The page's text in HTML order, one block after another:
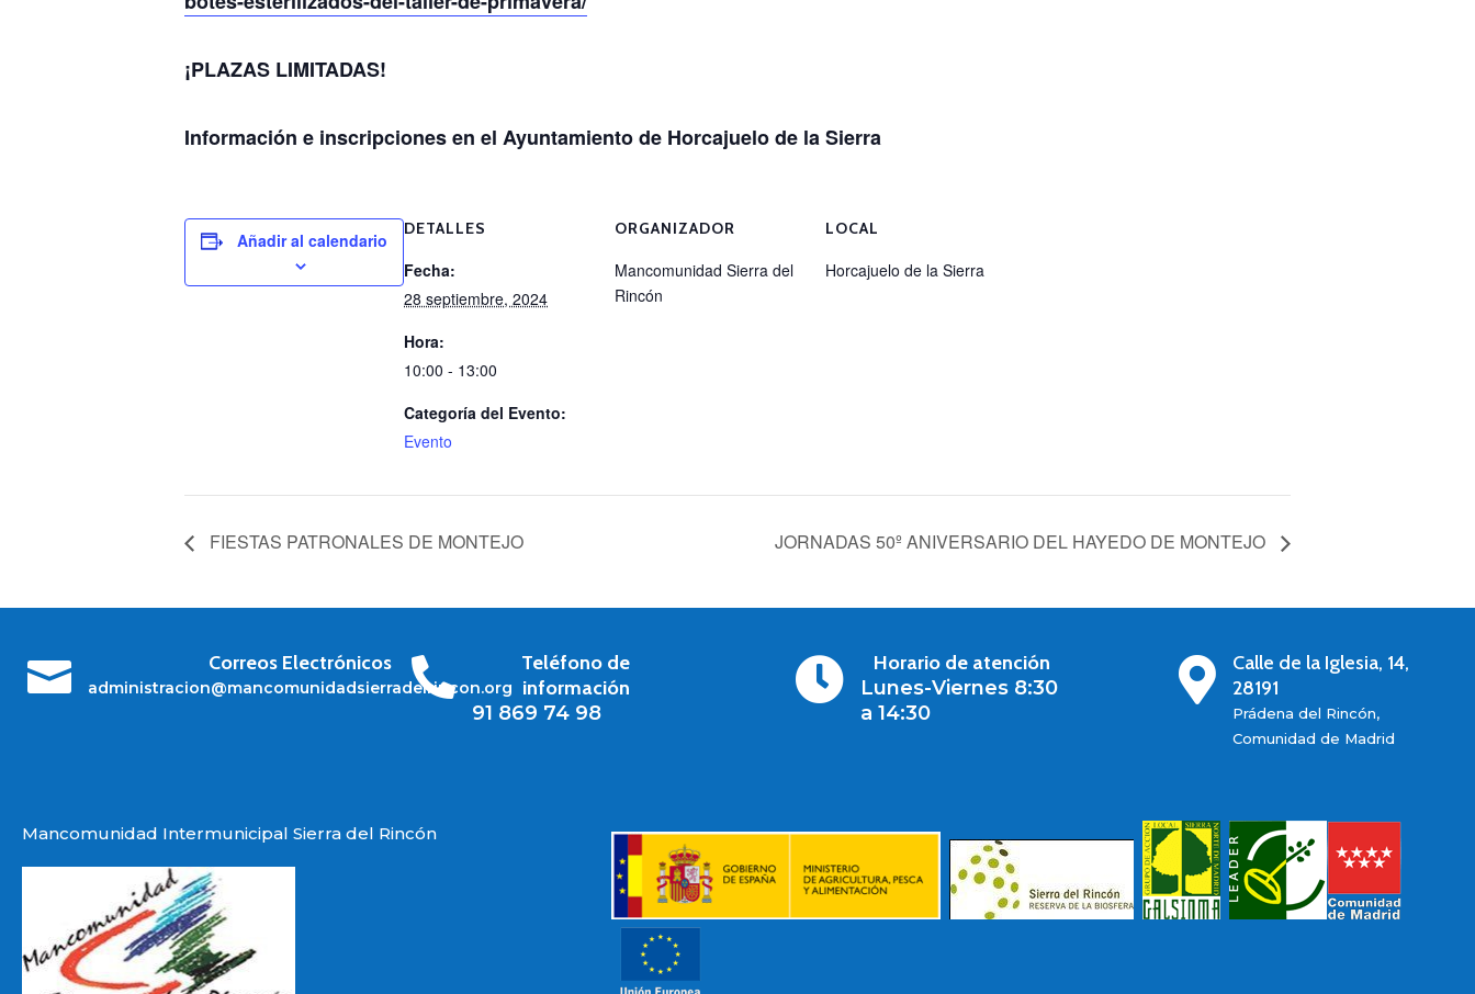
¡PLAZAS LIMITADAS!
Información e inscripciones en el Ayuntamiento de Horcajuelo de la Sierra
Añadir al calendario
DETALLES
Fecha:
28 septiembre, 2024
Hora:
10:00 - 13:00
Categoría del Evento:
Evento
ORGANIZADOR
Mancomunidad Sierra del
Rincón
LOCAL
Horcajuelo de la Sierra
FIESTAS PATRONALES DE MONTEJO JORNADAS 50º ANIVERSARIO DEL HAYEDO DE MONTEJO
 Correos Electrónicos
administracion@mancomunidadsierradelrincon.org

Teléfono de
información
91 869 74 98

Horario de atención
Lunes-Viernes 8:30
a 14:30

Calle de la Iglesia, 14,
28191
Prádena del Rincón,
Comunidad de Madrid
Mancomunidad Intermunicipal Sierra del Rincón